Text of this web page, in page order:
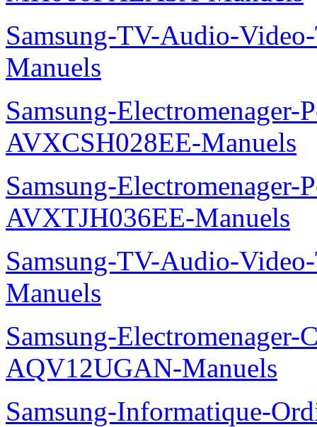
Samsung-TV-Audio-
Manuels
Samsung-
AVXCSH028EE-Manuels
Samsung-
AVXTJH036EE-Manuels
Samsung-TV-Audio-
Manuels
Samsung-Electromenager-
AQV12UGAN-Manuels
Samsung-Informatique-